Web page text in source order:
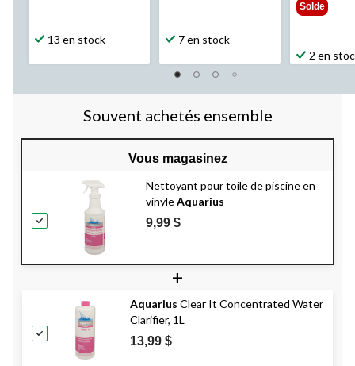
13 en stock 7 en stock
Solde
2 en
Souvent achetés ensemble
Vous magasinez
Nettoyant pour toile de piscine en
vinyleAquarius
9,99 $
+
Aquarius Clear It Concentrated Water
Clarifier, 1L
13,99 $